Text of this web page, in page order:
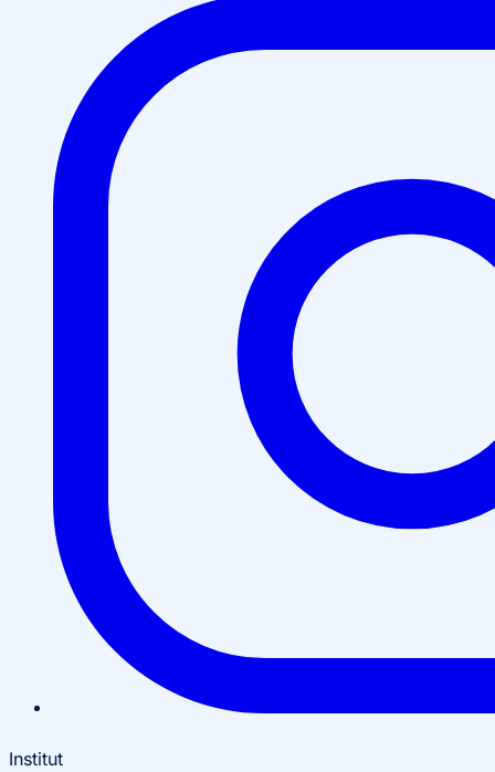
Institut